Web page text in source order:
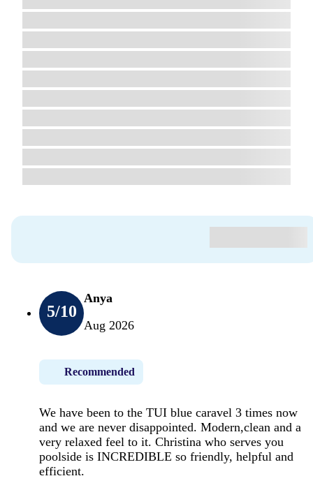
5/10
Anya
Aug 2026
Recommended
We have been to the TUI blue caravel 3 times now
and we are never disappointed. Modern,clean and a
very relaxed feel to it. Christina who serves you
poolside is INCREDIBLE so friendly, helpful and
efficient.